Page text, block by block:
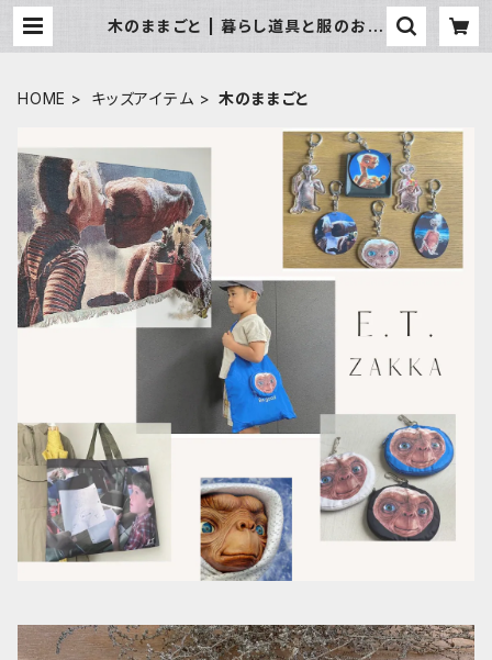
木のままごと | 暮らし道具と服のお店
HOME キッズアイテム 木のままごと